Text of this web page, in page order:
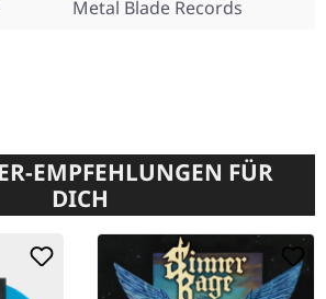
Metal Blade Records
EMPFEHLUNGEN FÜR
DICH